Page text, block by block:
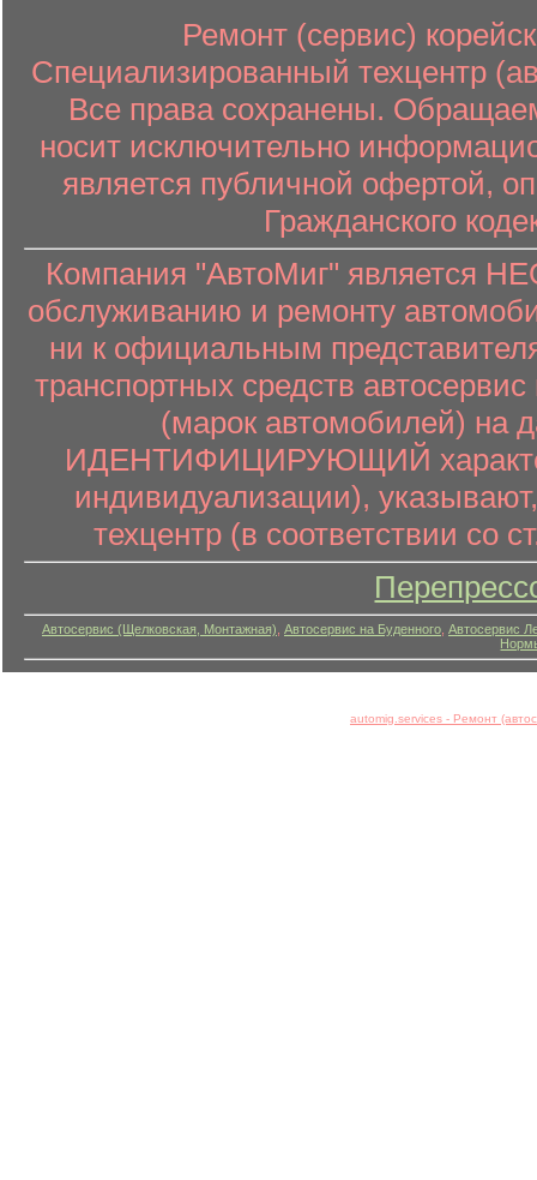
Ремонт (сервис)
Специализированный техцентр
Все права сохранены.
носит исключительно
является публичной офертой,
Гражданского
Компания "АвтоМиг" является
обслуживанию и ремонту
ни к официальным
транспортных средств
(марок автомобилей) на
ИДЕНТИФИЦИРУЮЩИЙ характер
индивидуализации),
техцентр (в соответствии со
Автосервис (Щелковская, Монтажная) Автосервис на Буденного Автосервис
automig.services - Ремонт